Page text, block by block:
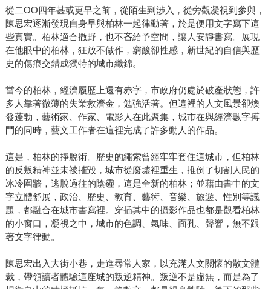
從二OO四年甚或更早之前，從陌生到涉入，從旁觀凝視到參與，
陳思宏逐漸發現自身早與柏林一起律動著，於是便用文字寫下這
些真實。柏林適合撒野，也不吝給予空間，讓人安靜書寫。展現
在他眼中的柏林，狂放不做作，窮酸卻性感，新世紀的自信與歷
史的傷痕交錯成獨特的城市織錦。
當今的柏林，經濟履歷上還有赤字，市政府仍處於破產狀態，許
多人靠著微薄的失業救濟金，勉強活著。但這裡的人文風景卻煥
發蓬勃，藝術家、作家、電影人在此聚集，城市在與經濟數字搏
鬥的同時，藝文工作者在這裡完成了許多動人的作品。
這是，柏林的掙脫術。歷史的繩索曾經牢牢套住這城市，但柏林
的反叛精神並未被摧毀，城市從廢墟裡重生，推倒了切割人民的
冰冷圍牆，逃脫過往的陰霾，這是全新的柏林；並藉由書中的文
字立體舒展，政治、歷史、教育、藝術、音樂、旅遊、性別等議
題，都融合在城市書寫裡。穿插其中的攝影作品也都是觀看柏林
的小窗口，凝視之中，城市的色調、氣味、面孔、聲響，無不跟
著文字律動。
陳思宏出入大街小巷，走進尋常人家，以充滿人文關懷的散文體
裁，帶領讀者體驗這座城的叛逆精神。叛逆不是虛無，而是為了